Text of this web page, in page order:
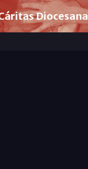
Diocesana